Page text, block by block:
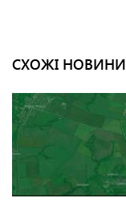
СХОЖІ НОВИНИ